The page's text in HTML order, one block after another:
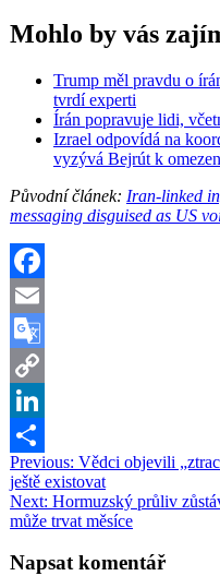
Mohlo by vás
Trump měl pravdu o
tvrdí experti
Írán popravuje lidi,
Izrael odpovídá na
vyzývá Bejrút k
Původní článek: Iran-linked
messaging disguised as US
Facebook
Email
Google
Translate
Copy
Link
LinkedIn
Share
Navigace
pro
příspěvek
Previous: Vědci objevili
ještě existovat
Next: Hormuzský průliv
může trvat měsíce
Napsat komentář